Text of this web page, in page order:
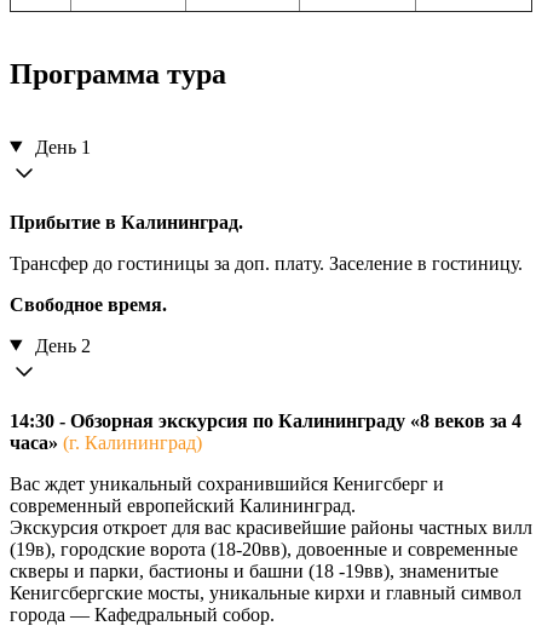
Программа тура
День 1
Прибытие в Калининград.
Трансфер до гостиницы за доп. плату. Заселение в гостиницу.
Свободное время.
День 2
14:30 - Обзорная экскурсия по Калининграду «8 веков за 4
часа» (г. Калининград)
Вас ждет уникальный сохранившийся Кенигсберг и
современный европейский Калининград.
Экскурсия откроет для вас красивейшие районы частных вилл
(19в), городские ворота (18-20вв), довоенные и современные
скверы и парки, бастионы и башни (18 -19вв), знаменитые
Кенигсбергские мосты, уникальные кирхи и главный символ
города — Кафедральный собор.